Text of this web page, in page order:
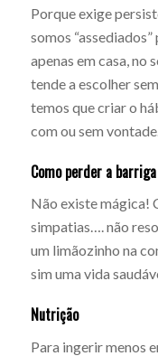
Porque exige
somos
apenas em casa,
tende a escolher
temos que criar o
com ou sem vontade.
Como perder a
Não existe mágica!
simpatias…. não
um limãozinho na
sim uma vida
Nutrição
Para ingerir menos